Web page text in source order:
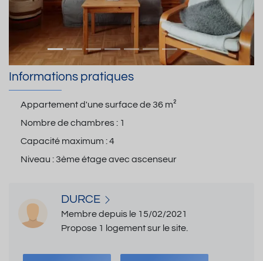
Informations pratiques
Appartement d'une surface de36 m²
Nombre de chambres : 1
Capacité maximum :4
Niveau :3ème étage avec ascenseur
DURCE
Membre depuis le 15/02/2021
Propose 1 logement sur le site.